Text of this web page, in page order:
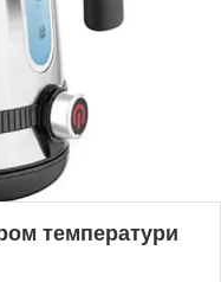
температури